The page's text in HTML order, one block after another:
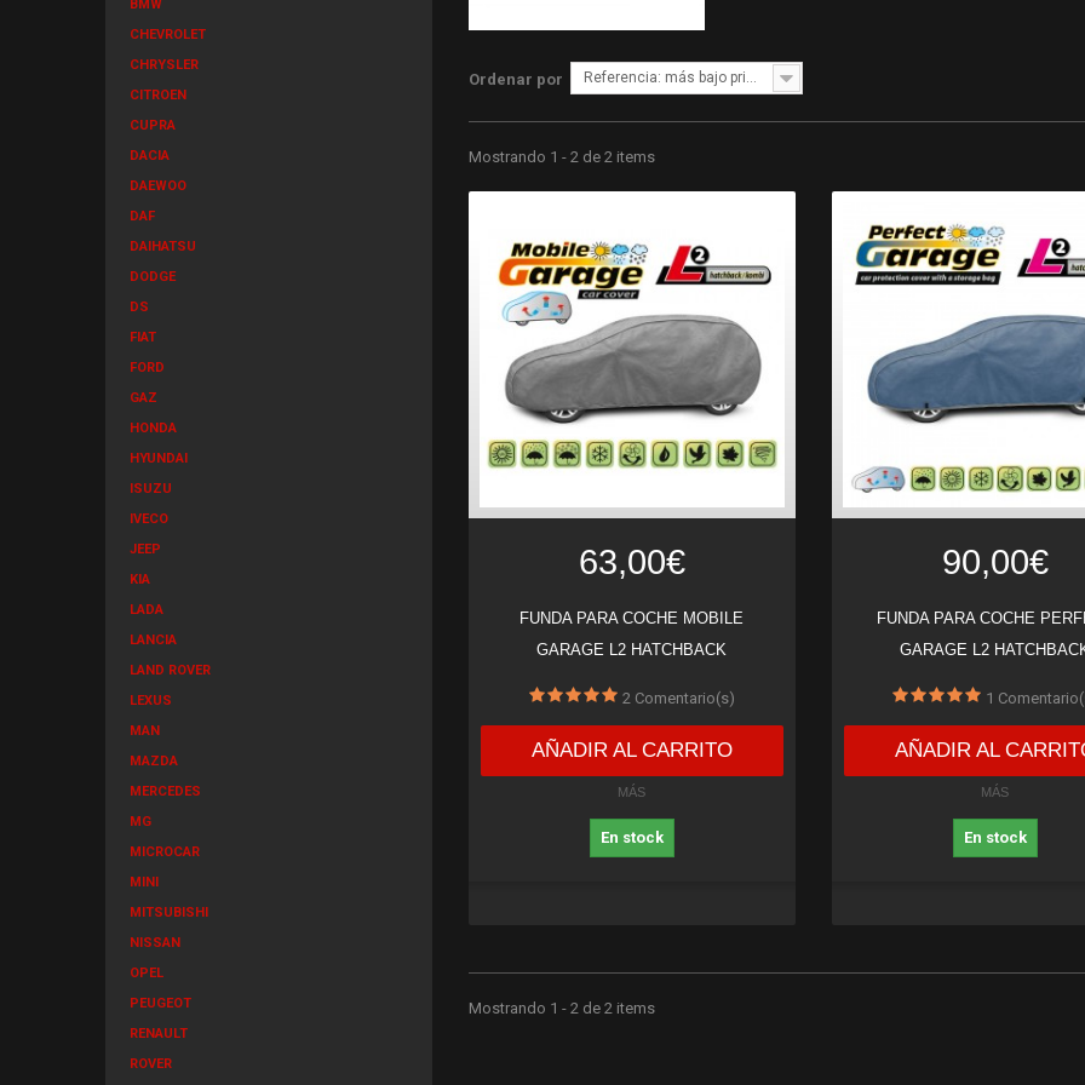
BMW
CHEVROLET
CHRYSLER
CITROEN
CUPRA
DACIA
DAEWOO
DAF
DAIHATSU
DODGE
DS
FIAT
FORD
GAZ
HONDA
HYUNDAI
ISUZU
IVECO
JEEP
KIA
LADA
LANCIA
LAND ROVER
LEXUS
MAN
MAZDA
MERCEDES
MG
MICROCAR
MINI
MITSUBISHI
NISSAN
OPEL
PEUGEOT
RENAULT
ROVER
Ordenar por Referencia: más bajo primero
Mostrando 1 - 2 de 2 items
63,00€
FUNDA PARA COCHE MOBILE
GARAGE L2 HATCHBACK
2 Comentario(s)
AÑADIR AL CARRITO
MÁS
En stock
90,00€
FUNDA PARA COCHE
GARAGE L2
1
AÑADIR AL
MÁS
En stock
Mostrando 1 - 2 de 2 items